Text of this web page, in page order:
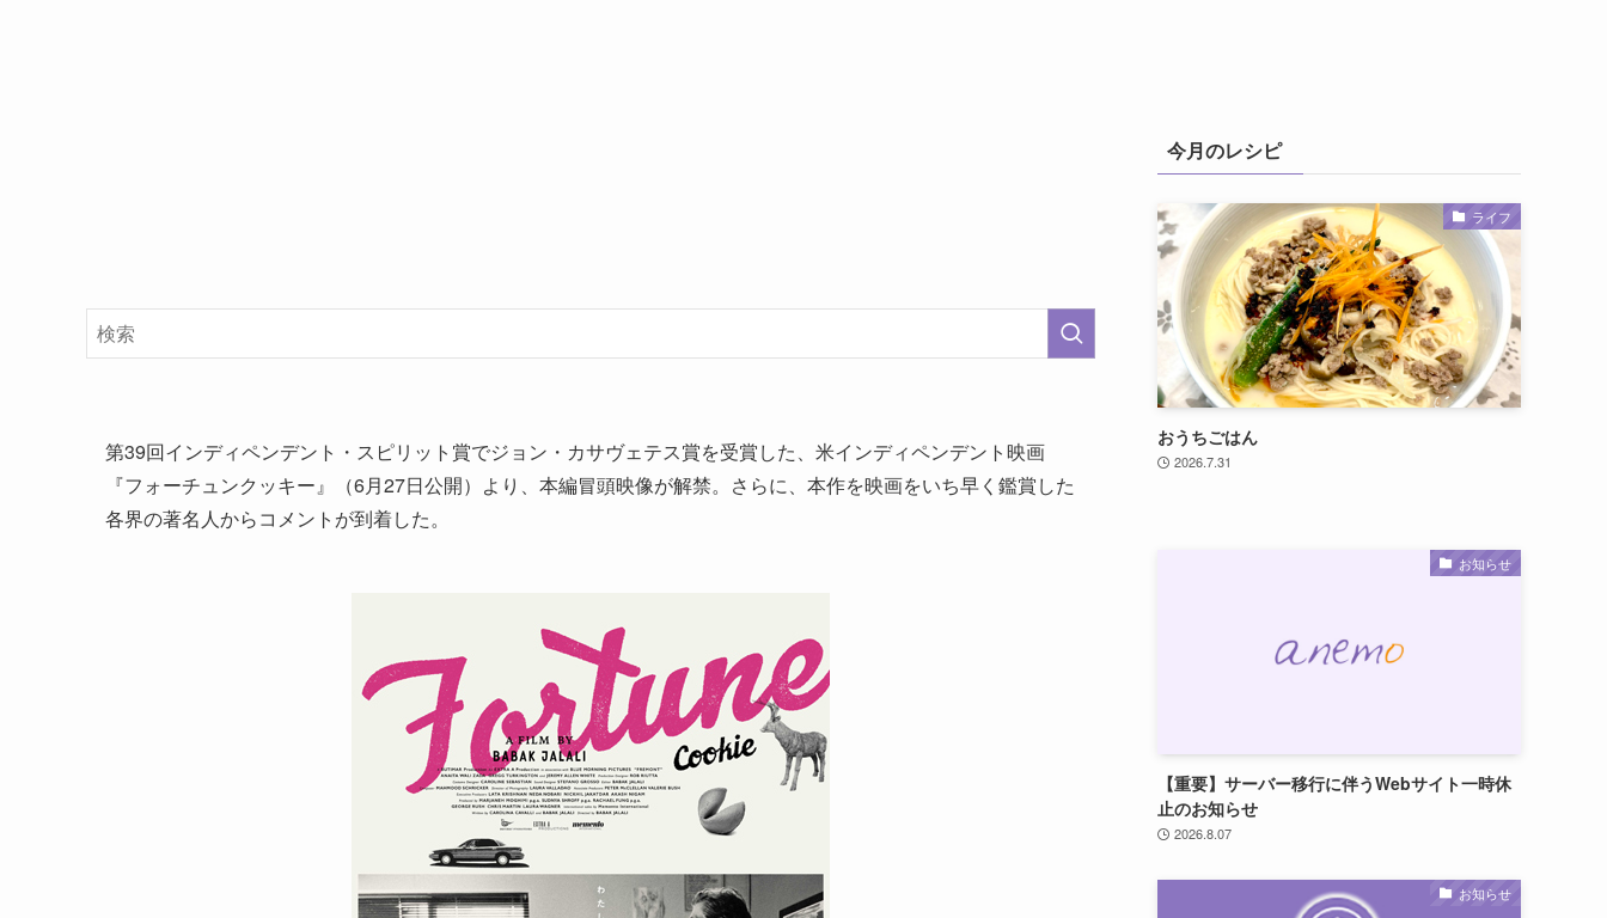
第39回インディペンデント・スピリット賞でジョン・カサヴェテス賞を受賞した、米インディペンデント映画
『フォーチュンクッキー』（6月27日公開）より、本編冒頭映像が解禁。さらに、本作を映画をいち早く鑑賞した
各界の著名人からコメントが到着した。
今月のレシピ
ライフ
おうちごはん
2026.7.31
お知らせ
【重要】サーバー移行に伴うWebサイト一時休
止のお知らせ
2026.8.07
お知らせ